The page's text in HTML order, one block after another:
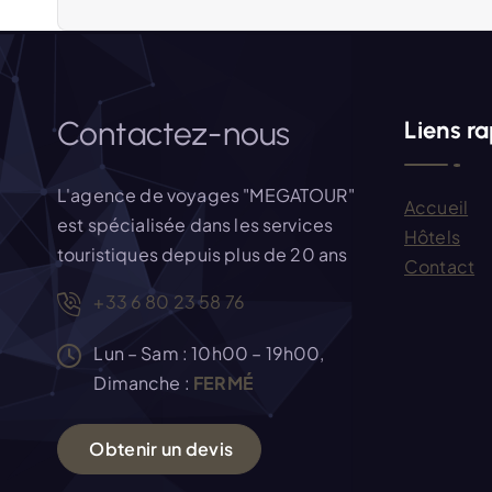
g
t
i
o
n
e
Contactez-nous
L'agence de voyages "MEGATOUR"
est spécialisée dans les services
touristiques depuis plus de 20 ans
+33 6 80 23 58 76
Lun – Sam : 10h00 – 19h00,
Dimanche : FERMÉ
Obtenir undevis
Liens
Accueil
Hôtels
Contact